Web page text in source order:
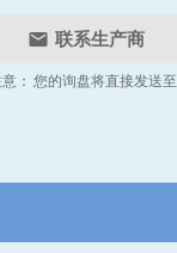
联系生产商
： 您的询盘将直接发送至